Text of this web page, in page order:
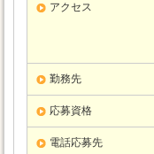
アクセス
勤務先
応募資格
電話応募先